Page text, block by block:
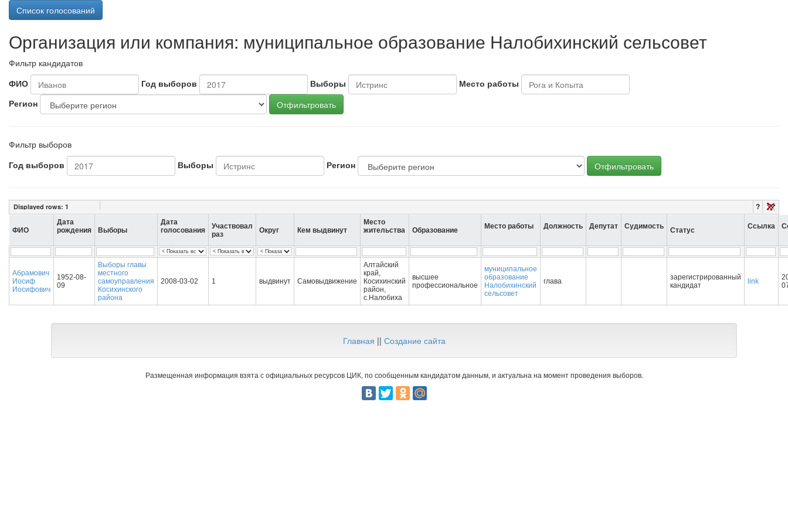
Список голосований
Организация или компания: муниципальное образование Налобихинский сельсовет
Фильтр кандидатов
ФИО
Год выборов Выборы
Место работы
Регион
Отфильтровать
Фильтр выборов
Год выборов
Выборы Регион Отфильтровать
Displayed rows: 1 ?
ФИО
Дата
рождения
Выборы
Дата
голосования
Участвовал
раз
Округ Кем выдвинут
Место
жительства
Образование Место работы Должность Депутат Судимость Статус Ссылка
Абрамович
Иосиф
Иосифович
1952-08-
09
Выборы главы
местного
самоуправления
Косихинского
района
2008-03-02 1 выдвинут Самовыдвижение
Алтайский
край,
Косихинский
район,
с.Налобиха
высшее
профессиональное
муниципальное
образование
Налобихинский
сельсовет
глава
зарегистрированный
кандидат
link
Главная || Создание сайта
Размещенная информация взята с официальных ресурсов ЦИК, по сообщенным кандидатом данным, и актуальна на момент проведения выборов.